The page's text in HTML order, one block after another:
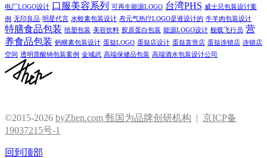
电厂LOGO设计 口服美容系列 可再生能源LOGO 台湾PHS 威士忌包装设计案
例 无印良品 明星代言 水蛭素包装设计 焘元气热疗LOGO是谁设计的 牛羊肉包装设计
特膳食品包装 纸塑包装 美容饮料 胶原蛋白包装 能源LOGO设计 舰载飞行员 营
养食品包装 蚂蟥素包装设计 蛋挞LOGO 蛋挞店设计 蛋挞直营店 蛋挞连锁店 连锁店
空间 透明质酸钠包装案例 金城武 高端保健品包装 高端酒水包装设计公司
©2015-2026 byZhen.com 甄国为品牌创研机构 | 京ICP备
19037215号-1
回到顶部